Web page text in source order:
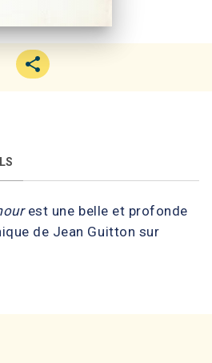
est une belle et profonde
de Jean Guitton sur